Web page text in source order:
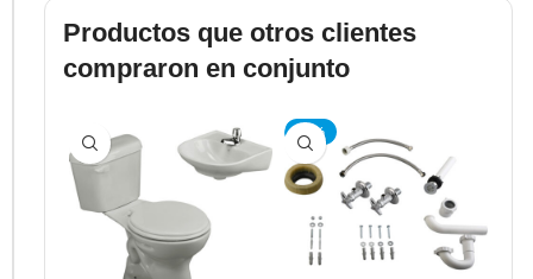
Productos que otros clientes
compraron en conjunto
-10%